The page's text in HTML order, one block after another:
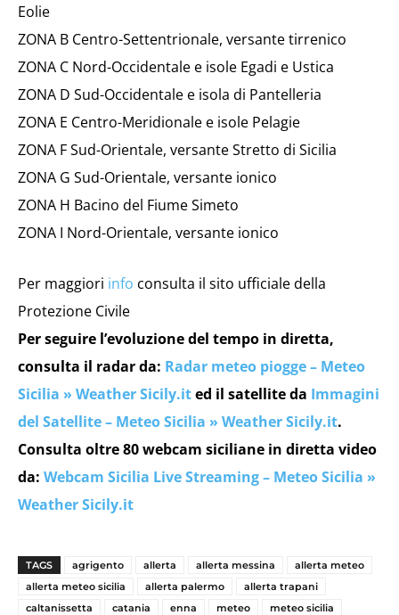
Eolie
ZONA B Centro-Settentrionale, versante tirrenico
ZONA C Nord-Occidentale e isole Egadi e Ustica
ZONA D Sud-Occidentale e isola di Pantelleria
ZONA E Centro-Meridionale e isole Pelagie
ZONA F Sud-Orientale, versante Stretto di Sicilia
ZONA G Sud-Orientale, versante ionico
ZONA H Bacino del Fiume Simeto
ZONA I Nord-Orientale, versante ionico
Per maggiori info consulta il sito ufficiale della
Protezione Civile
Per seguire l’evoluzione del tempo in diretta,
consulta il radar da: Radar meteo piogge – Meteo
Sicilia » Weather Sicily.ited il satellite da Immagini
del Satellite – Meteo Sicilia » Weather Sicily.it.
Consulta oltre 80 webcam siciliane in diretta video
da: Webcam Sicilia Live Streaming – Meteo Sicilia »
Weather Sicily.it
TAGS agrigento allerta allerta messina
allerta meteo
allerta meteo sicilia
allerta palermo
allerta trapani
caltanissetta
catania enna meteo
meteo sicilia